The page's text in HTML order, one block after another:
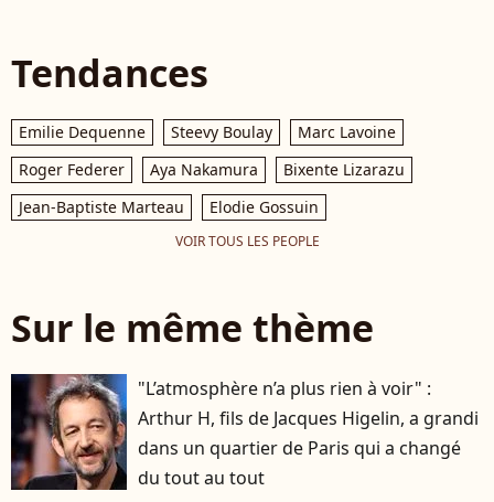
Tendances
Emilie Dequenne Steevy Boulay
Marc Lavoine
Roger Federer
Aya Nakamura
Bixente Lizarazu
Jean-Baptiste Marteau
Elodie Gossuin
VOIR TOUS LES PEOPLE
Sur le même thème
"L’atmosphère n’a plus rien à voir" :
Arthur H, fils de Jacques Higelin, a grandi
dans un quartier de Paris qui a changé
du tout au tout